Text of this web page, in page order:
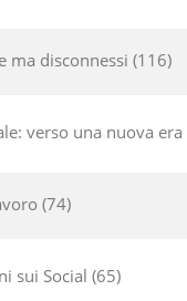
ma disconnessi 116
verso una nuova era
74
sui Social 65